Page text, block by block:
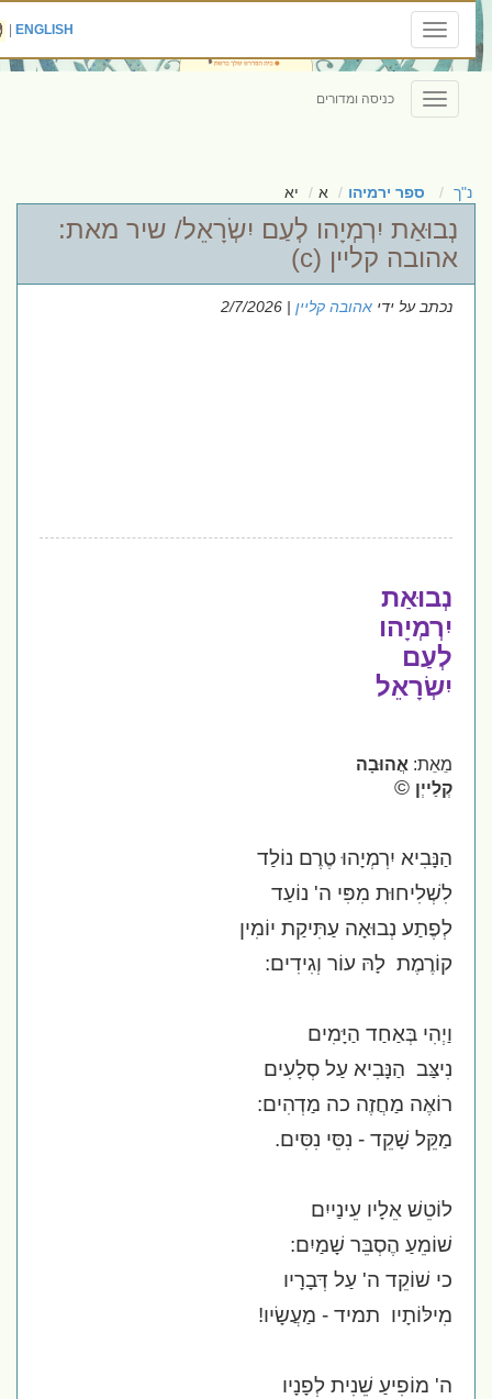
Toggle
navigation
ENGLISH
|
Toggle
navigation
כניסה ומדורים
נ"ך ספר ירמיהו א יא
נְבוּאַת יִרְמְיָהו לְעַם יִשְׂרָאֵל/ שיר מאת:
אהובה קליין (c)
נכתב על ידיאהובה קליין| 2/7/2026
נְבוּאַת
יִרְמְיָהו
לְעַם
יִשְׂרָאֵל
מֵאֵת:אֲהוּבָה
קְלַייְן©
הַנָּבִיא יִרְמְיָהוּ טֶרֶם נוֹלַד
לִשְׁלִיחוּת מִפִּי ה' נוֹעַד
לְפֶתַע נְבוּאָה עַתִּיקַת יוֹמִין
קוֹרֶמֶת לָהּ עוֹר וְגִידִים:
וַיְהִי בְּאַחַד הַיָּמִים
נִיצַּב הַנָּבִיא עַל סְלָעִים
רוֹאֶה מַחֲזֶה כה מַדְהִים:
מַקֵּל שָׁקֵד - נִסֵּי נִסִּים.
לוֹטֵשׁ אֵלָיו עֵינַייִם
שׁוֹמֵעַ הֶסְבֵּר שָׁמַיִם:
כי שׁוֹקֵד ה' עַל דְּבָרָיו
מִילּוֹתָיו תמיד - מַעֲשָׂיו!
ה' מוֹפִיעַ שֵׁנִית לְפָנָיו